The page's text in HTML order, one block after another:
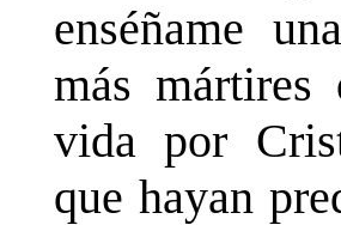
enséñame
más mártires
vida por
que hayan